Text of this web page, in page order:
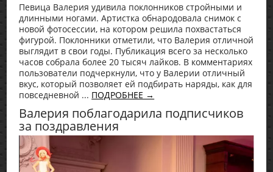
Певица Валерия удивила поклонников стройными и
длинными ногами. Артистка обнародовала снимок с
новой фотосессии, на котором решила похвастаться
фигурой. Поклонники отметили, что Валерия отличной
выглядит в свои годы. Публикация всего за несколько
часов собрала более 20 тысяч лайков. В комментариях
пользователи подчеркнули, что у Валерии отличный
вкус, который позволяет ей подбирать наряды, как для
повседневной ... ПОДРОБНЕЕ →
Валерия поблагодарила подписчиков
за поздравления